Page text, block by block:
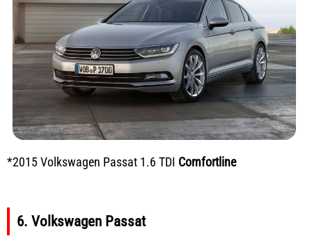
*2015 Volkswagen Passat 1.6 TDI Comfortline
6. Volkswagen Passat